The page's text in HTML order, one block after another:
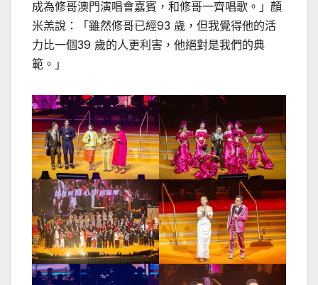
成為修哥澳門演唱會嘉賓，和修哥一齊唱歌。」顏
米羔說：「雖然修哥已經93 歲，但我覺得他的活
力比一個39 歲的人更利害，他絕對是我們的典
範。」